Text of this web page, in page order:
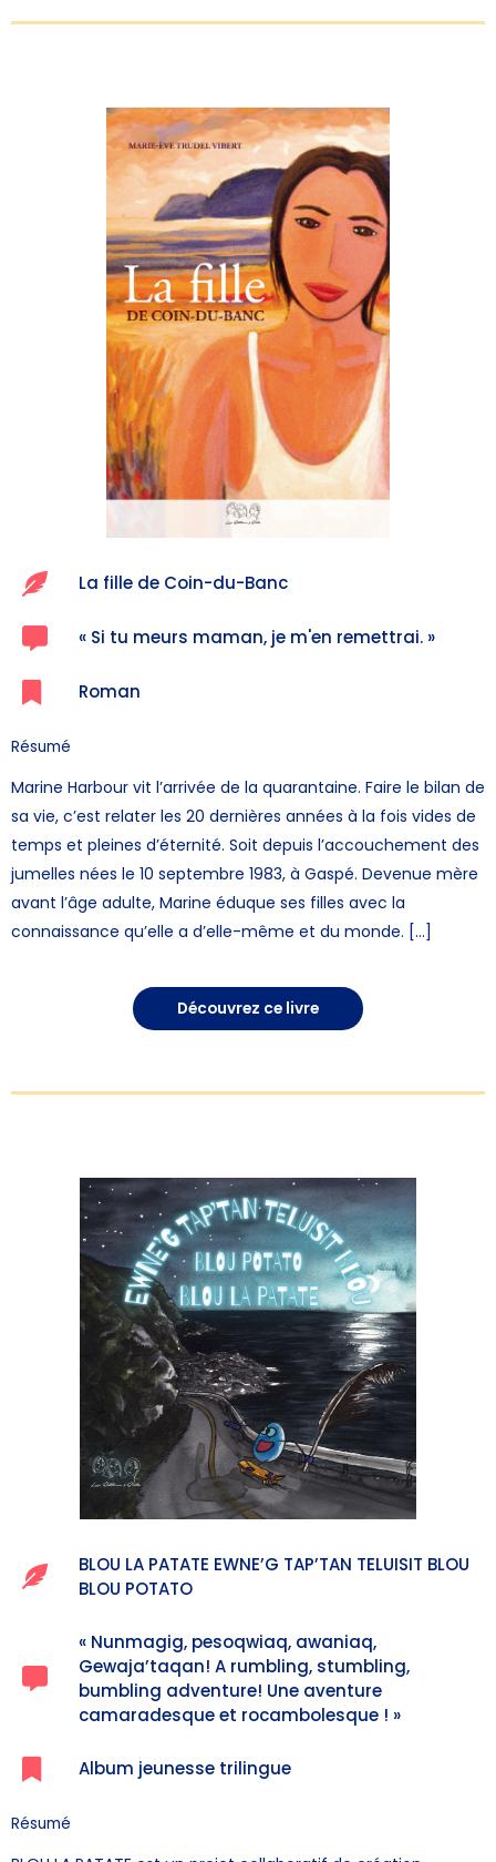
La fille de Coin-du-Banc​
« Si tu meurs maman, je m'en remettrai. »​
Roman
Résumé
Marine Harbour vit l’arrivée de la quarantaine. Faire le bilan de
sa vie, c’est relater les 20 dernières années à la fois vides de
temps et pleines d’éternité. Soit depuis l’accouchement des
jumelles nées le 10 septembre 1983, à Gaspé. Devenue mère
avant l’âge adulte, Marine éduque ses filles avec la
connaissance qu’elle a d’elle-même et du monde. […]
Découvrez ce livre
BLOU LA PATATE EWNE’G TAP’TAN TELUISIT BLOU
BLOU POTATO
« Nunmagig, pesoqwiaq, awaniaq,
Gewaja’taqan! A rumbling, stumbling,
bumbling adventure! Une aventure
camaradesque et rocambolesque ! »​
Album jeunesse trilingue
Résumé